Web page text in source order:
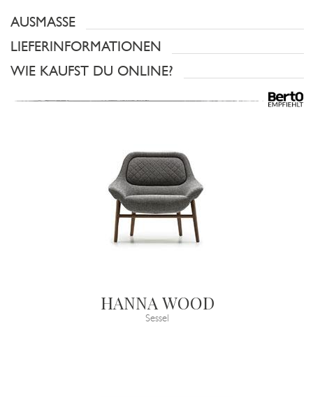
AUSMASSE
LIEFERINFORMATIONEN
WIE KAUFST DU ONLINE?
HANNA WOOD
Sessel